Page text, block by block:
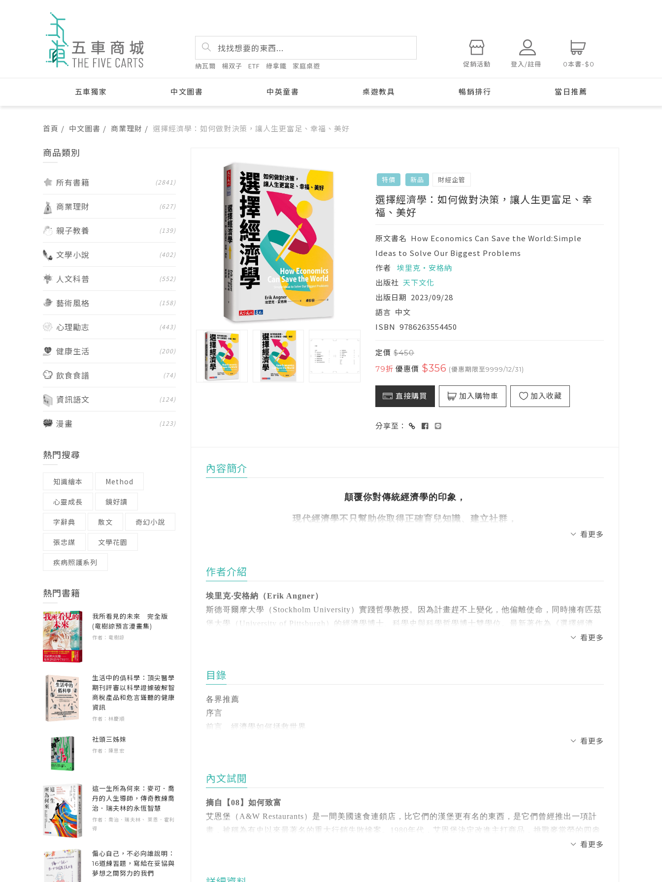
納瓦爾 楊双子 ETF 綠拿鐵 家庭桌遊 促銷活動 登入/註冊 0本書-$0
五車獨家 中文圖書 中英童書 桌遊教具 暢銷排行 當日推薦
首頁 中文圖書 商業理財 選擇經濟學：如何做對決策，讓人生更富足、幸福、美好
特價 新品 財經企管
選擇經濟學：如何做對決策，讓人生更富足、幸
福、美好
原文書名 How Economics Can Save the World:Simple
Ideas to Solve Our Biggest Problems
作者
埃里克‧安格納
出版社 天下文化
出版日期 2023/09/28
語言 中文
ISBN 9786263554450
定價$450
79折 優惠價 $356 (優惠期限至9999/12/31)
直接購買 加入購物車 加入收藏
分享至：
內容簡介
顛覆你對傳統經濟學的印象，
現代經濟學不只幫助你取得正確育兒知識、建立社群，
｜專業推薦｜（依推薦人姓氏筆畫排序）
呂昱達 「丹尼老師的公民教室」創辦人
馮勃翰 臺灣大學經濟學系副教授
很多人對經濟學總有刻板印象，誤以為它是用來預測股巿，或增進統治階級的利益。但實際上，近期經濟學
的研究，已經讓這門學問成為造福人類與地球的實用科學。
書中不談複雜的數字運算或高深的理論，而是用淺顯易懂的語言，介紹賽局理論、市場設計、貧窮經濟學、
育兒經濟學、邊際效益、行為經濟學等全新理論，探討人們做選擇時面臨的陷阱與阻礙，找到解決方法。你
可以從書中學到：
・在選舉投票時，選出最能增進公眾利益的候選人。
看更多
作者介紹
埃里克‧安格納（Erik Angner）
斯德哥爾摩大學（Stockholm University）實踐哲學教授。因為計畫趕不上變化，他偏離使命，同時擁有匹茲
堡大學（University of Pittsburgh）的經濟學博士、科學史與科學哲學博士雙學位。最新著作為《選擇經濟
學》，他另有兩本著作為《海耶克與自然法》（Hayek and Natural Law）與《行為經濟學課程》（A Course
看更多
目錄
各界推薦
序言
前言 經濟學如何拯救世界
03 如何減緩氣候變遷
05 如何給人們他們需要的東西
06 如何得到幸福
10 結論
看更多
內文試閱
摘自【08】如何致富
艾恩堡（A&W Restaurants）是一間美國速食連鎖店，比它們的漢堡更有名的東西，是它們曾經推出一項計
畫，被稱為有史以來最著名的重大行銷失敗慘案。1980年代，艾恩堡決定改進主打商品，挑戰麥當勞的四盎
司牛肉堡；顧名思義，四盎司牛肉堡含有四盎司、也就是四分之一磅的牛肉。為了提高市場占有率，艾恩堡
看更多
商品類別
所有書籍 (2841)
商業理財 (627)
親子教養 (139)
文學小說 (402)
人文科普 (552)
藝術風格 (158)
心理勵志 (443)
健康生活 (200)
飲食食譜 (74)
資訊語文 (124)
漫畫 (123)
熱門搜尋
知識繪本 Method
心靈成長 鏡好讀
字辭典 散文 奇幻小說
張忠謀 文學花園
疾病照護系列
熱門書籍
我所看見的未來 完全版
(竜樹諒預言漫畫集)
作者：竜樹諒
生活中的僞科學：頂尖醫學
期刊評審以科學證據破解智
商稅產品和危言聳聽的健康
資訊
作者：林慶順
社頭三姊妹
作者：陳思宏
這一生所為何來：麥可．喬
丹的人生導師，傳奇教練喬
治．瑞夫林的永恆智慧
作者：喬治．瑞夫林、 萊恩．霍利
得
偏心自己，不必向誰說明：
16道練習題，寫給在妥協與
夢想之間努力的我們